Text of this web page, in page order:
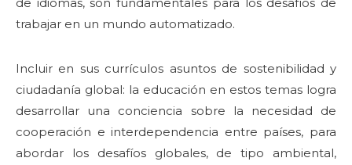
trabajar en un mundo automatizado.
Incluir en sus currículos asuntos de sostenibilidad y
ciudadanía global: la educación en estos temas logra
desarrollar una conciencia sobre la necesidad de
cooperación e interdependencia entre países, para
abordar los desafíos globales, de tipo ambiental,